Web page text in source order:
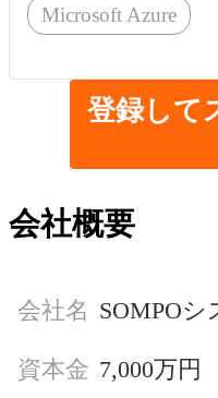
Microsoft Azure
登録して
会社概要
会社名 SOMPO
資本金 7,000万円